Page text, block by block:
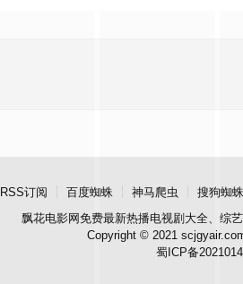
RSS订阅 百度蜘蛛 神马爬虫 搜狗蜘蛛
飘花电影网免费最新热播电视剧大全、综
Copyright © 2021
蜀ICP备